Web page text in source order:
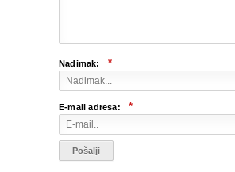
Nadimak: *
E-mail adresa: *